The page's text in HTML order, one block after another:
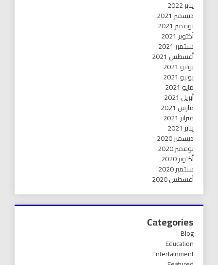
يناير 2022
ديسمبر 2021
نوفمبر 2021
أكتوبر 2021
سبتمبر 2021
أغسطس 2021
يوليو 2021
يونيو 2021
مايو 2021
أبريل 2021
مارس 2021
فبراير 2021
يناير 2021
ديسمبر 2020
نوفمبر 2020
أكتوبر 2020
سبتمبر 2020
أغسطس 2020
Categories
Blog
Education
Entertainment